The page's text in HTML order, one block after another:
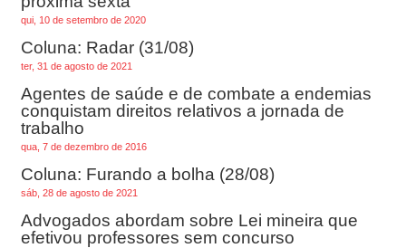
qui, 10 de setembro de 2020
Coluna: Radar (31/08)
ter, 31 de agosto de 2021
Agentes de saúde e de combate a endemias
conquistam direitos relativos a jornada de
trabalho
qua, 7 de dezembro de 2016
Coluna: Furando a bolha (28/08)
sáb, 28 de agosto de 2021
Advogados abordam sobre Lei mineira que
efetivou professores sem concurso